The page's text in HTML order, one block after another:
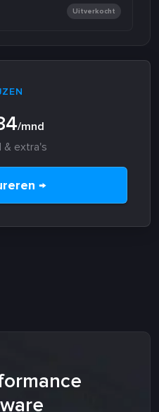
Uitverkocht
/mnd
& extra's
→